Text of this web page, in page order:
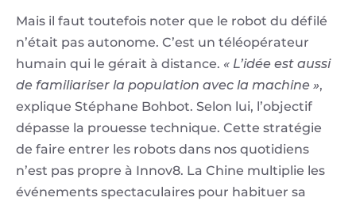
Mais il faut toutefois noter que le robot du défilé
n’était pas autonome. C’est un téléopérateur
humain qui le gérait à distance. « L’idée est aussi
de familiariser la population avec la machine »,
explique Stéphane Bohbot. Selon lui, l’objectif
dépasse la prouesse technique. Cette stratégie
de faire entrer les robots dans nos quotidiens
n’est pas propre à Innov8. La Chine multiplie les
événements spectaculaires pour habituer sa